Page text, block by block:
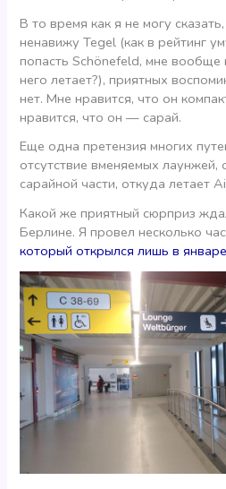
В то время как я не могу
ненавижу Tegel (как в рейтинг
попасть Schönefeld, мне
него летает?), приятных
нет. Мне нравится, что он
нравится, что он — сарай.
Еще одна претензия многих
отсутствие вменяемых
сарайной части, откуда летает
Какой же приятный сюрприз
Берлине. Я провел несколько
который открылся лишь в